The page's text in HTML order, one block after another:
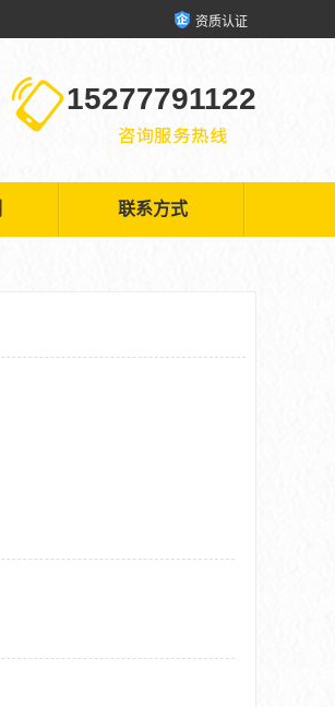
资质认证
15277791122
联系方式